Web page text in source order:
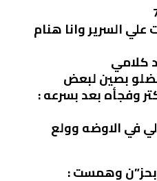
علي السرير وانا هنام
كلامي
بصين لبعض
وفجأه بعد بسرعه :
في الاوضه وولع
وهمست :